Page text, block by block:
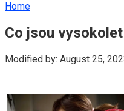
Home
Co jsou
Modified by: August 25,